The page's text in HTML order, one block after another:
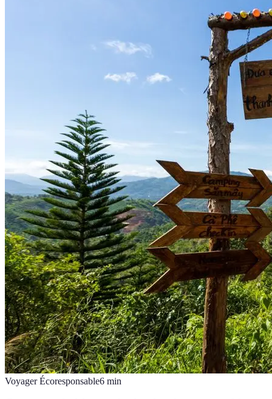
Voyager Écoresponsable6 min